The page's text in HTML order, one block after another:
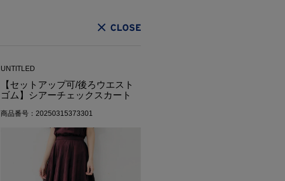
UNTITLED
【セットアップ可/後ろウエスト
ゴム】シアーチェックスカート
商品番号：20250315373301